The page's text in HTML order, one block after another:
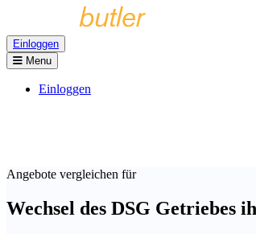
Einloggen
Menu
Einloggen
Angebote vergleichen für
Wechsel des DSG Getriebes